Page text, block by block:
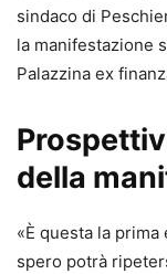
sindaco di
la manifestazione
Palazzina ex
della
«È questa la
spero potrà